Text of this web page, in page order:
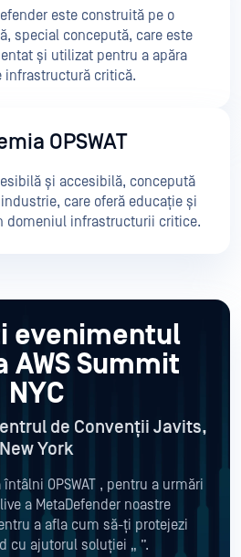
este construită pe o
special concepută, care este
și utilizat pentru a apăra
infrastructură critică.
OPSWAT
și accesibilă, concepută
care oferă educație și
domeniul infrastructurii critice.
evenimentul
AWS Summit
NYC
de Convenții Javits,
New York
OPSWAT , pentru a urmări
a MetaDefender noastre
a afla cum să-ți protejezi
cu ajutorul soluției „”.